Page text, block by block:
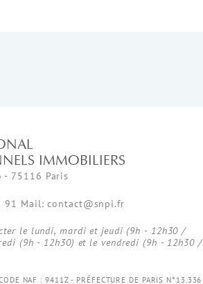
IMMOBILIERS
- 75116 Paris
91 Mail: contact@snpi.fr
le lundi, mardi et jeudi (9h - 12h30 /
(9h - 12h30) et le vendredi (9h - 12h30 /
NAF : 9411Z - PRÉFECTURE DE PARIS N°13.336